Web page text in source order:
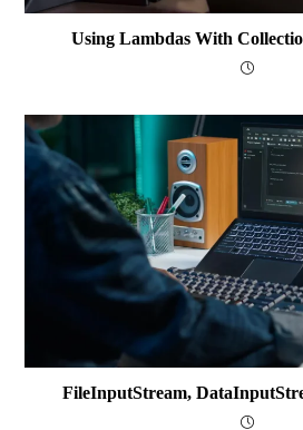
Using Lambdas With
FileInputStream,